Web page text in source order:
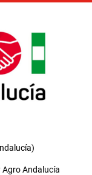
Agro Andalucía